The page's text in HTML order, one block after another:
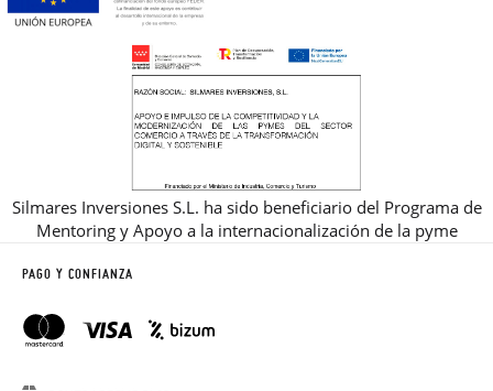
Silmares Inversiones S.L. ha sido beneficiario del Programa de
Mentoring y Apoyo a la internacionalización de la pyme
PAGO Y CONFIANZA